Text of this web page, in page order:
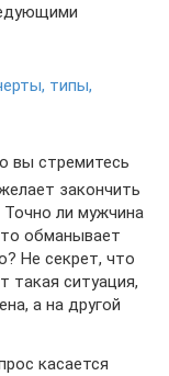
типы,
вы стремитесь
закончить
ли мужчина
обманывает
Не секрет, что
такая ситуация,
а на другой
касается